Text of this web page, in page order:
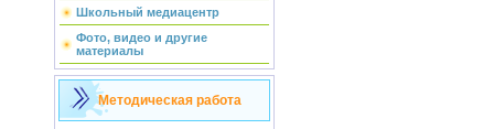
Школьный медиацентр
Фото, видео и другие
материалы
Методическая работа